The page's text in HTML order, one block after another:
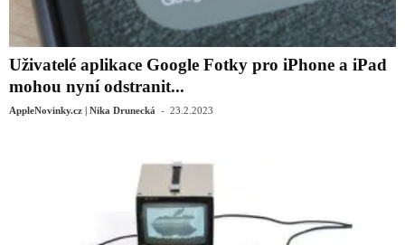
Uživatelé aplikace Google ‌Fotky‌ pro iPhone a iPad
mohou nyní odstranit...
AppleNovinky.cz | Nika Drunecká - 23.2.2023